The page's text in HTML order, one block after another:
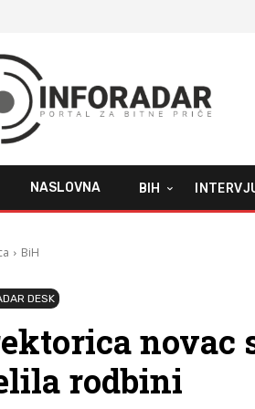
NASLOVNA BIH
BiH
DESK
novac
rodbini